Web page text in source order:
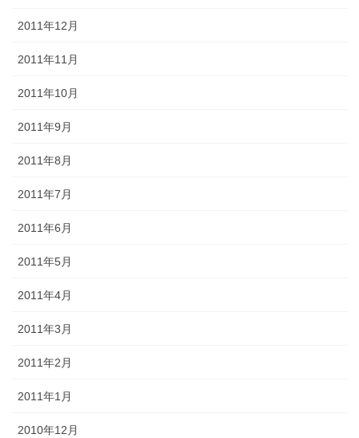
2011年12月
2011年11月
2011年10月
2011年9月
2011年8月
2011年7月
2011年6月
2011年5月
2011年4月
2011年3月
2011年2月
2011年1月
2010年12月